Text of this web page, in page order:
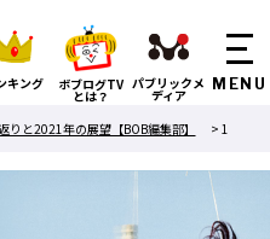
キング ボブログTV
とは？
パブリックメ
ディア
りと2021年の展望【BOB編集部】 > 1